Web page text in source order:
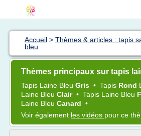
Accueil > Thèmes & articles : tapis
bleu
Thèmes principaux sur tapis
Tapis Laine Bleu Gris • Tapis Rond
Laine Bleu Clair • Tapis Laine Bleu
Laine Bleu Canard •
Voir également les vidéos pour ce